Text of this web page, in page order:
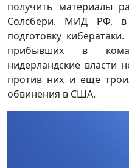
получить материалы
Солсбери. МИД РФ, в
подготовку
прибывших в
нидерландские власти
против них и еще
обвинения в США.